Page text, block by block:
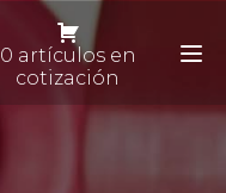
0 artículos en
cotización